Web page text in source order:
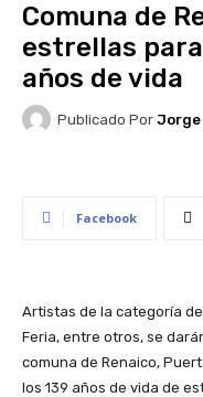
Comuna de
estrellas
años de vida
Publicado Por Jorge
Facebook
Artistas de la categoría de
Feria, entre otros, se
comuna de Renaico,
los 139 años de vida de